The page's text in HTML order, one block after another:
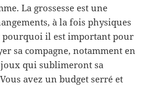
La grossesse est une
à la fois physiques
pourquoi il est important pour
sa compagne, notamment en
qui sublimeront sa
avez un budget serré et